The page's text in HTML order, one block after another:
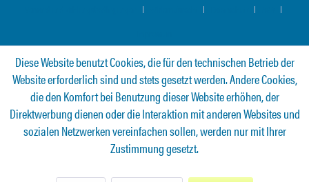
Diese Website benutzt Cookies, die für den technischen Betrieb der
Website erforderlich sind und stets gesetzt werden. Andere Cookies,
die den Komfort bei Benutzung dieser Website erhöhen, der
Direktwerbung dienen oder die Interaktion mit anderen Websites und
sozialen Netzwerken vereinfachen sollen, werden nur mit Ihrer
Zustimmung gesetzt.